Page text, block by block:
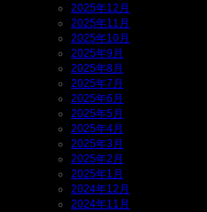
2025年12月
2025年11月
2025年10月
2025年9月
2025年8月
2025年7月
2025年6月
2025年5月
2025年4月
2025年3月
2025年2月
2025年1月
2024年12月
2024年11月